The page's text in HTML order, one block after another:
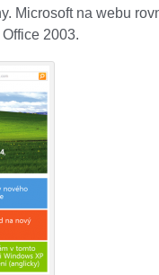
Microsoft na webu
2003.